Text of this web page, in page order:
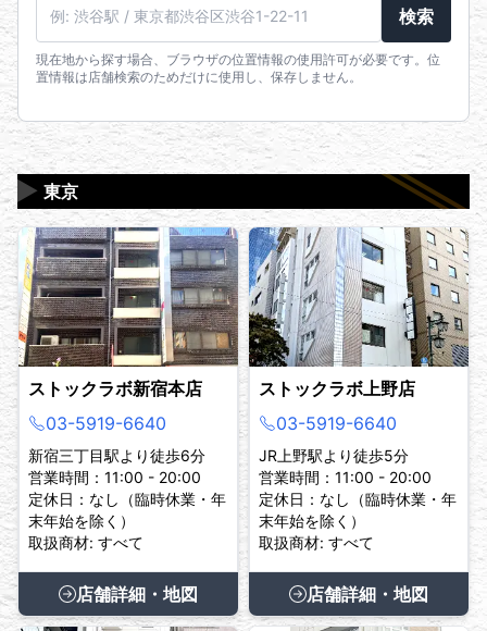
検索
現在地から探す場合、ブラウザの位置情報の使用許可が必要です。位
置情報は店舗検索のためだけに使用し、保存しません。
東京
▶
ストックラボ新宿本店
03-5919-6640
新宿三丁目駅より徒歩6分
営業時間：11:00 - 20:00
定休日：なし（臨時休業・年
末年始を除く）
取扱商材: すべて
店舗詳細・地図
ストックラボ上野店
03-5919-6640
JR上野駅より徒歩5分
営業時間：11:00 - 20:00
定休日：なし（臨時休業・年
末年始を除く）
取扱商材: すべて
店舗詳細・地図